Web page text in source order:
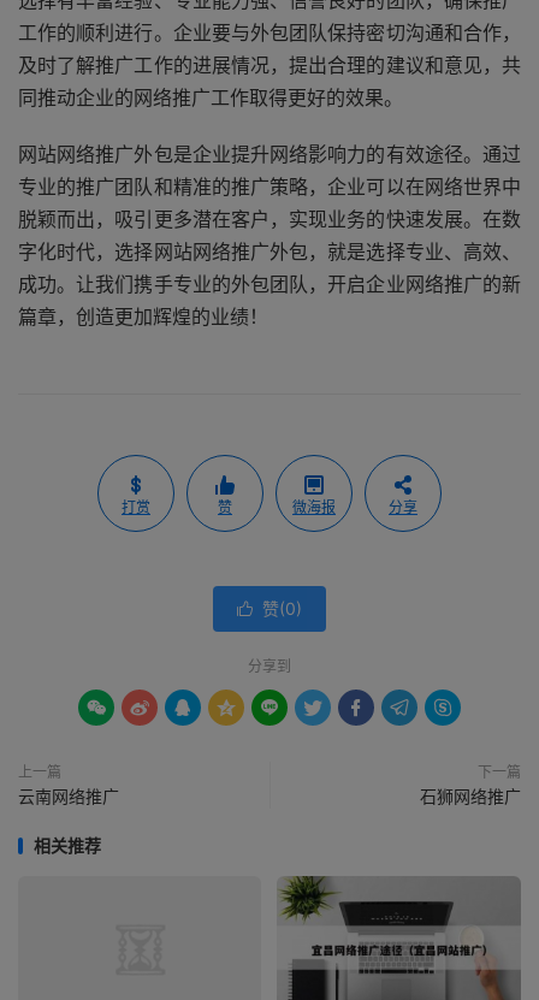
工作的顺利进行。企业要与外包团队保持密切沟通和合作，
及时了解推广工作的进展情况，提出合理的建议和意见，共
同推动企业的网络推广工作取得更好的效果。
网站网络推广外包是企业提升网络影响力的有效途径。通过
专业的推广团队和精准的推广策略，企业可以在网络世界中
脱颖而出，吸引更多潜在客户，实现业务的快速发展。在数
字化时代，选择网站网络推广外包，就是选择专业、高效、
成功。让我们携手专业的外包团队，开启企业网络推广的新
篇章，创造更加辉煌的业绩！
打赏 赞 微海报 分享
 赞(0)
分享到
        
上一篇
云南网络推广
下一篇
石狮网络推广
相关推荐